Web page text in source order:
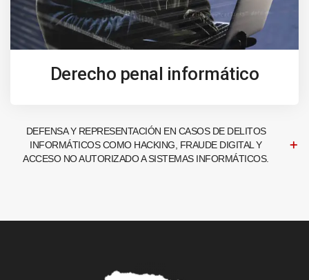
Derecho penal informático
DEFENSA Y REPRESENTACIÓN EN CASOS DE DELITOS
INFORMÁTICOS COMO HACKING, FRAUDE DIGITAL Y
ACCESO NO AUTORIZADO A SISTEMAS INFORMÁTICOS.